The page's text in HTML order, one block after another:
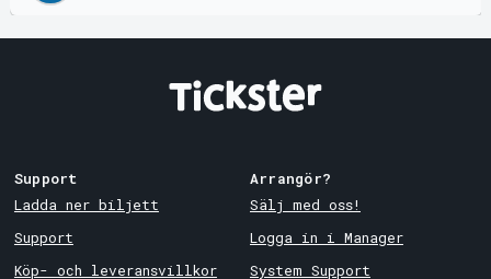
Support
Ladda ner biljett
Support
Köp- och leveransvillkor
Arrangör?
Sälj med oss!
Logga in i Manager
System Support